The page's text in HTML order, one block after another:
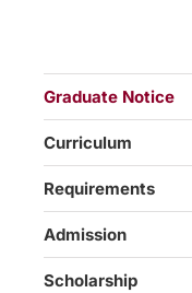
Graduate Notice
Curriculum
Requirements
Admission
Scholarship